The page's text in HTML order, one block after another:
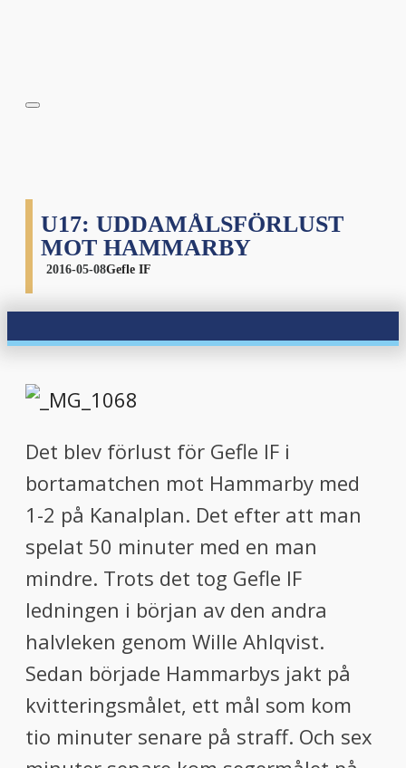
U17: UDDAMÅLSFÖRLUST
MOT HAMMARBY
2016-05-08Gefle IF
Det blev förlust för Gefle IF i
bortamatchen mot Hammarby med
1-2 på Kanalplan. Det efter att man
spelat 50 minuter med en man
mindre. Trots det tog Gefle IF
ledningen i början av den andra
halvleken genom Wille Ahlqvist.
Sedan började Hammarbys jakt på
kvitteringsmålet, ett mål som kom
tio minuter senare på straff. Och sex